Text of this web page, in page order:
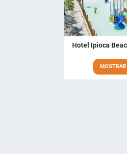
Hotel Ipioca